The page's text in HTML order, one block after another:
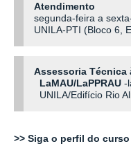
Atendimento
segunda-feira a
UNILA-PTI (Bloco 6,
Assessoria Técnica
LaMAU/LaPPRAU-
UNILA/Edifício Rio
>> Siga o perfil do